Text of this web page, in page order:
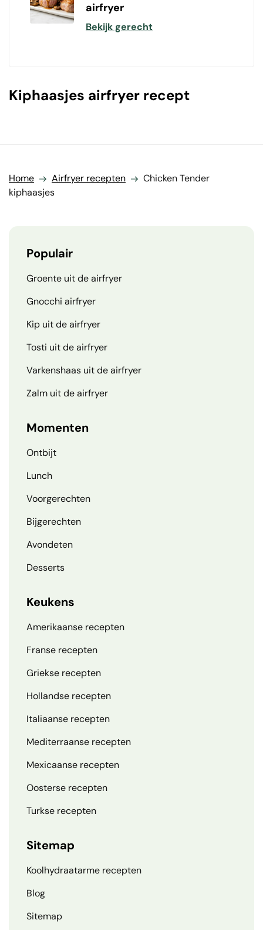
airfryer
Bekijk gerecht
Kiphaasjes airfryer recept
Home Airfryer recepten
Chicken Tender
kiphaasjes
Populair
Groente uit de airfryer
Gnocchi airfryer
Kip uit de airfryer
Tosti uit de airfryer
Varkenshaas uit de airfryer
Zalm uit de airfryer
Momenten
Ontbijt
Lunch
Voorgerechten
Bijgerechten
Avondeten
Desserts
Keukens
Amerikaanse recepten
Franse recepten
Griekse recepten
Hollandse recepten
Italiaanse recepten
Mediterraanse recepten
Mexicaanse recepten
Oosterse recepten
Turkse recepten
Sitemap
Koolhydraatarme recepten
Blog
Sitemap